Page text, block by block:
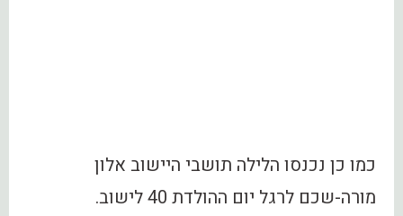
כמו כן נכנסו הלילה תושבי היישוב אלון
מורה-שכם לרגל יום ההולדת 40 לישוב.